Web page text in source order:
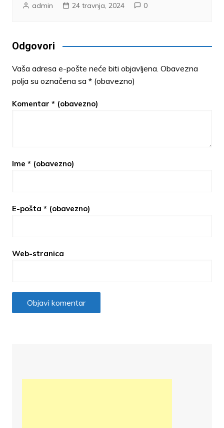
admin 24 travnja, 2024 0
Odgovori
Vaša adresa e-pošte neće biti objavljena. Obavezna
polja su označena sa * (obavezno)
Komentar * (obavezno)
Ime * (obavezno)
E-pošta * (obavezno)
Web-stranica